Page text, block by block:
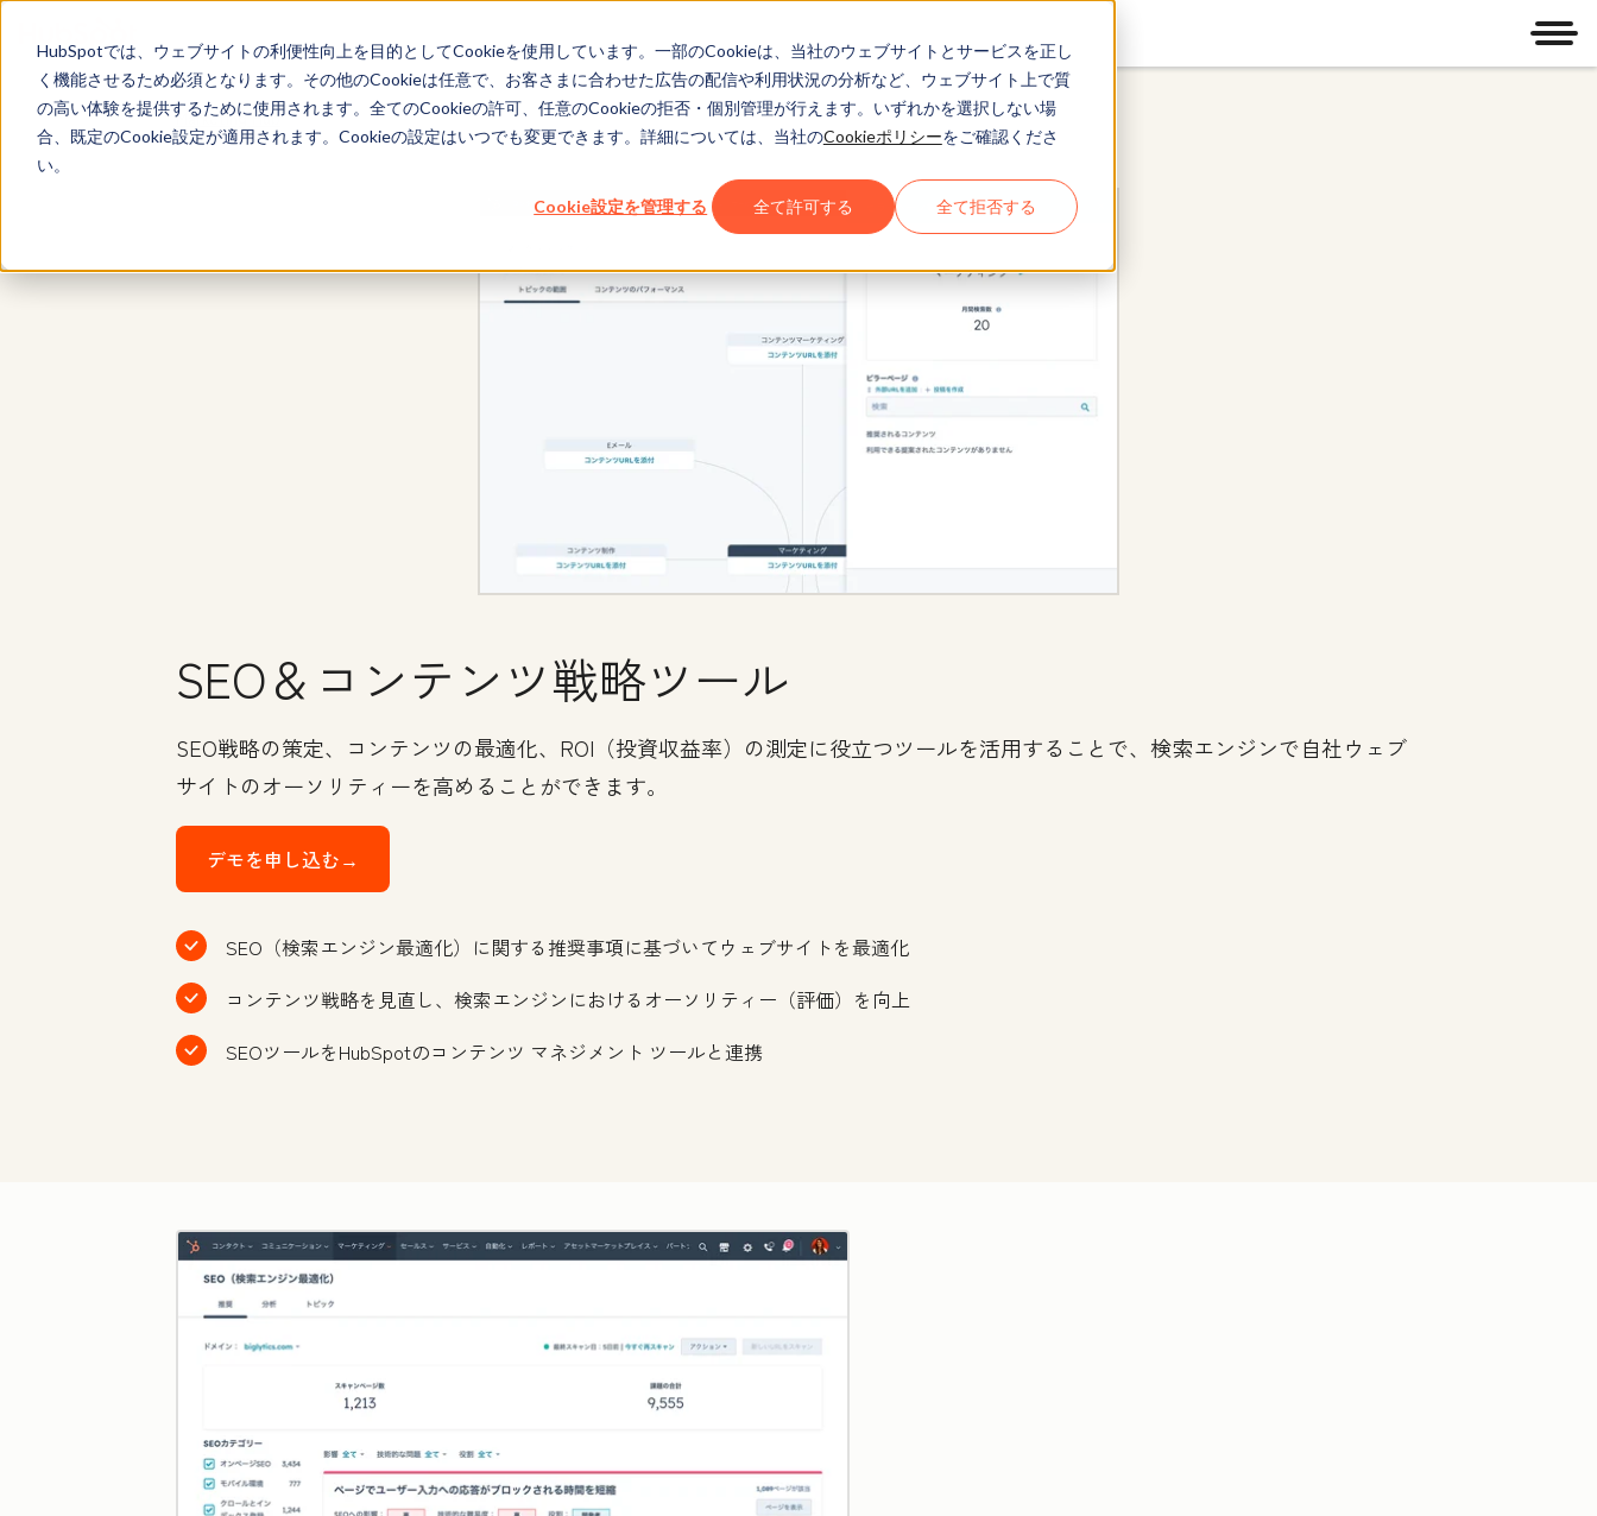
HubSpotでは、ウェブサイトの利便性向上を目的としてCookieを使用しています。一部のCookieは、当社のウェブサイトとサービスを正し
く機能させるため必須となります。その他のCookieは任意で、お客さまに合わせた広告の配信や利用状況の分析など、ウェブサイト上で質
の高い体験を提供するために使用されます。全てのCookieの許可、任意のCookieの拒否・個別管理が行えます。いずれかを選択しない場
合、既定のCookie設定が適用されます。Cookieの設定はいつでも変更できます。詳細については、当社のCookieポリシーをご確認くださ
い。
Cookie設定を管理する 全て許可する 全て拒否する
メ
Marketing Hub
SEO＆コンテンツ戦略ツール
SEO戦略の策定、コンテンツの最適化、ROI（投資収益率）の測定に役立つツールを活用することで、検索エンジンで自社ウェブ
サイトのオーソリティーを高めることができます。
デモを申し込む→
SEO（検索エンジン最適化）に関する推奨事項に基づいてウェブサイトを最適化
コンテンツ戦略を見直し、検索エンジンにおけるオーソリティー（評価）を向上
SEOツールをHubSpotのコンテンツ マネジメント ツールと連携